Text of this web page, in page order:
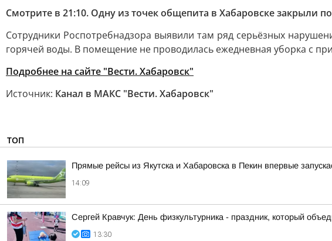
Смотрите в 21:10. Одну из точек общепита в Хабаровске закрыли
Сотрудники Роспотребнадзора выявили там ряд серьёзных
горячей воды. В помещение не проводилась ежедневная уборка с
Подробнее на сайте "Вести. Хабаровск"
Источник: Канал в МАКС "Вести. Хабаровск"
ТОП
Прямые рейсы из Якутска и Хабаровска в Пекин впервые
14:09
Сергей Кравчук: День физкультурника - праздник, который
13:30